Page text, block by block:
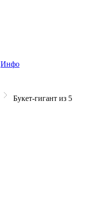
Инфо
Букет-гигант из 5